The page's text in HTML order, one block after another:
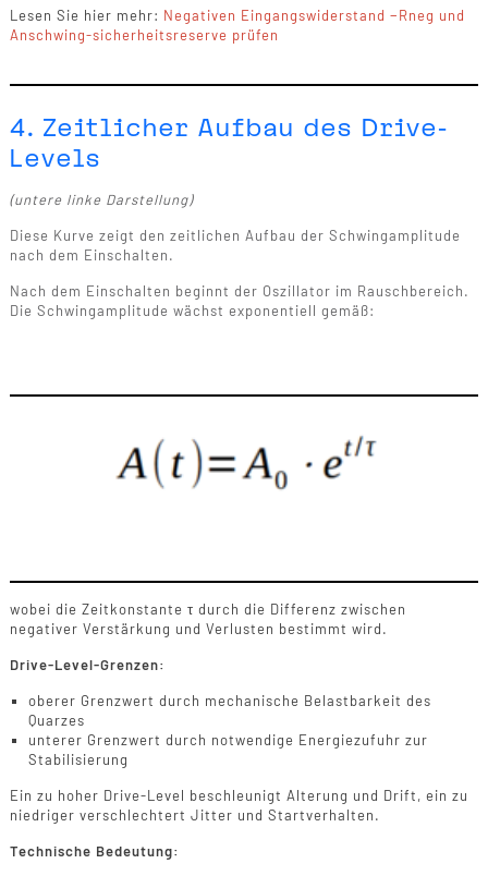
Lesen Sie hier mehr: Negativen Eingangswiderstand −Rneg und
Anschwing-sicherheitsreserve prüfen
4. Zeitlicher Aufbau des Drive-
Levels
(untere linke Darstellung)
Diese Kurve zeigt den zeitlichen Aufbau der Schwingamplitude
nach dem Einschalten.
Nach dem Einschalten beginnt der Oszillator im Rauschbereich.
Die Schwingamplitude wächst exponentiell gemäß:
wobei die Zeitkonstante τ durch die Differenz zwischen
negativer Verstärkung und Verlusten bestimmt wird.
Drive-Level-Grenzen:
oberer Grenzwert durch mechanische Belastbarkeit des
Quarzes
unterer Grenzwert durch notwendige Energiezufuhr zur
Stabilisierung
Ein zu hoher Drive-Level beschleunigt Alterung und Drift, ein zu
niedriger verschlechtert Jitter und Startverhalten.
Technische Bedeutung: